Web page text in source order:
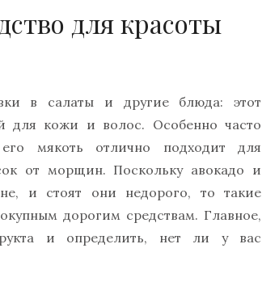
для красоты
в салаты и другие блюда: этот
для кожи и волос. Особенно часто
мякоть отлично подходит для
от морщин. Поскольку авокадо и
и стоят они недорого, то такие
дорогим средствам. Главное,
и определить, нет ли у вас